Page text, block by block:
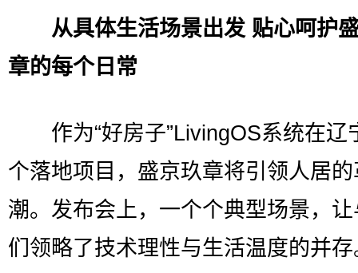
从具体生活场景出发 贴心呵护
章的每个日常
作为“好房子”LivingOS系统在辽
个落地项目，盛京玖章将引领人居
潮。发布会上，一个个典型场景，
们领略了技术理性与生活温度的并